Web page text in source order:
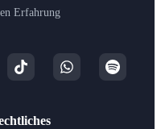
Erfahrung